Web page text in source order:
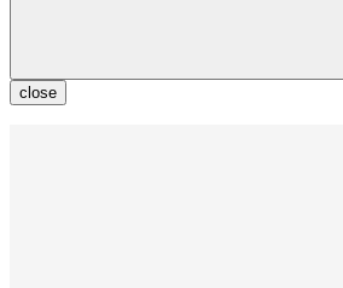
close